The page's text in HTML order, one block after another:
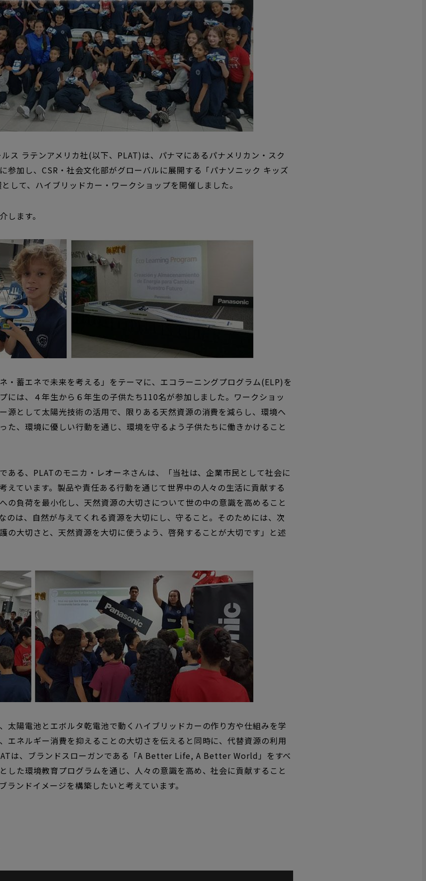
ス ラテンアメリカ社(以下、 PLAT) は、パナマにあるパナメリカン・スク
参加し、CSR ・社会文化部がグローバルに展開する「パナソニック キッズ
して、ハイブリッドカー・ワークショップを開催しました。
します。
・蓄エネで未来を考える」をテーマに、エコラーニングプログラム(ELP)を
には、４年生から６年生の子供たち110名が参加しました。ワークショッ
源として太陽光技術の活用で、限りある天然資源の消費を減らし、環境へ
た、環境に優しい行動を通じ、環境を守るよう子供たちに働きかけること
ある、 PLATのモニカ・レオーネさんは、
「当社は、企業市民として社会に
えています。製品や責任ある行動を通じて世界中の人々の生活に貢献する
の負荷を最小化し、天然資源の大切さについて世の中の意識を高めること
のは、自然が与えてくれる資源を大切にし、守ること。そのためには、次
の大切さと、天然資源を大切に使うよう、啓発することが大切です」と述
太陽電池とエボルタ乾電池で動くハイブリッドカーの作り方や仕組みを学
エネルギー消費を抑えることの大切さを伝えると同時に、代替資源の利用
は、ブランドスローガンである「A Better Life, A Better World」をすべ
した環境教育プログラムを通じ、人々の意識を高め、社会に貢献すること
ランドイメージを構築したいと考えています。